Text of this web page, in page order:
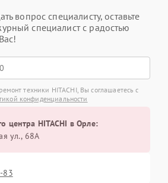
вопрос специалисту, оставьте
специалист с радостью
техники HITACHI, Вы соглашаетесь с
конфиденциальности
центра HITACHI в Орле:
ул., 68А
83